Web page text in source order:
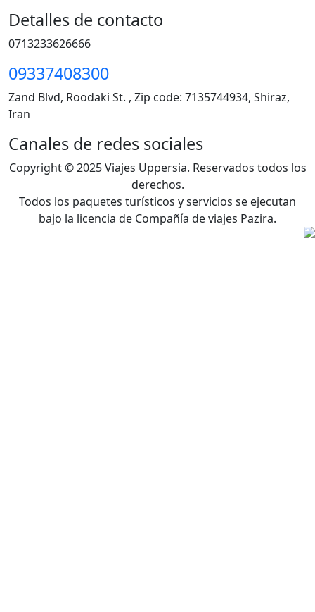
Detalles de contacto
0713233626666
09337408300
Zand Blvd, Roodaki St. , Zip code: 7135744934, Shiraz,
Iran
Canales de redes sociales
Copyright © 2025 Viajes Uppersia. Reservados todos los
derechos.
Todos los paquetes turísticos y servicios se ejecutan
bajo la licencia de Compañía de viajes Pazira.